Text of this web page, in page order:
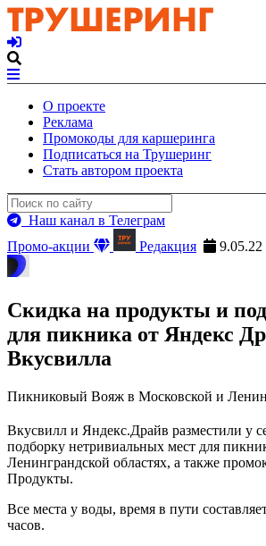
О проекте
Реклама
Промокоды для каршеринга
Подписаться на Трушеринг
Стать автором проекта
Наш канал в Телеграм
Промо-акции
Редакция 9.05.22
Скидка на продукты и
для пикника от Яндекс
Вкусвилла
Пикниковый Вояж в Московской и
Вкусвилл и Яндекс.Драйв разместили у
подборку нетривиальных мест для
Ленинграндской областях, а также
Продукты.
Все места у воды, время в пути
часов.